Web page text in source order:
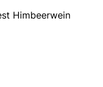
Himbeerwein